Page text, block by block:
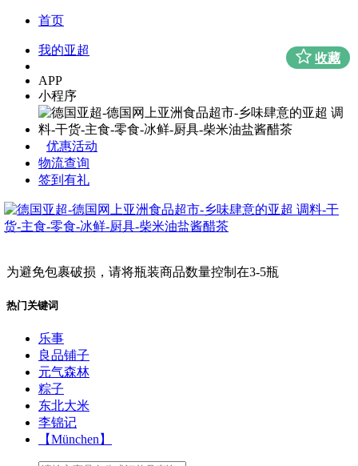
首页
我的亚超
APP
小程序
优惠活动
物流查询
签到有礼
为避免包裹破损，请将瓶装商品数量控制在3-5瓶
热门关键词
乐事
良品铺子
元气森林
粽子
东北大米
李锦记
【München】
收藏